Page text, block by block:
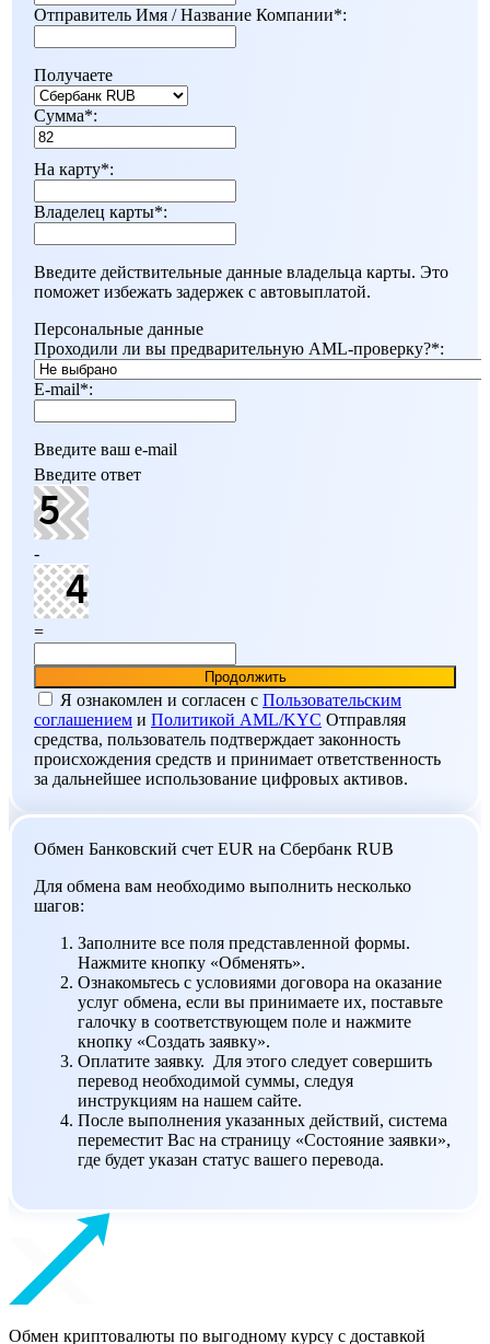
Отправитель Имя / Название Компании*:
Получаете
Сумма*:
На карту*:
Владелец карты*:
Введите действительные данные владельца карты. Это
поможет избежать задержек с автовыплатой.
Персональные данные
Проходили ли вы предварительную AML-проверку?*:
E-mail*:
Введите ваш e-mail
Введите ответ
-
=
Я ознакомлен и согласен c Пользовательским
соглашением и Политикой AML/KYC Отправляя
средства, пользователь подтверждает законность
происхождения средств и принимает ответственность
за дальнейшее использование цифровых активов.
Обмен Банковский счет EUR на Сбербанк RUB
Для обмена вам необходимо выполнить несколько
шагов:
Заполните все поля представленной формы.
Нажмите кнопку «Обменять».
Ознакомьтесь с условиями договора на оказание
услуг обмена, если вы принимаете их, поставьте
галочку в соответствующем поле и нажмите
кнопку «Создать заявку».
Оплатите заявку. Для этого следует совершить
перевод необходимой суммы, следуя
инструкциям на нашем сайте.
После выполнения указанных действий, система
переместит Вас на страницу «Состояние заявки»,
где будет указан статус вашего перевода.
Обмен криптовалюты по выгодному курсу с доставкой